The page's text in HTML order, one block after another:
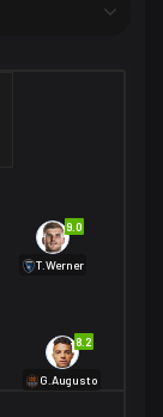
8.2
G.Augusto
9.0
T.Werner